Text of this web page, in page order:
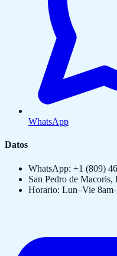
WhatsApp
Datos
WhatsApp: +1 (809)
San Pedro de
Horario: Lun–Vie